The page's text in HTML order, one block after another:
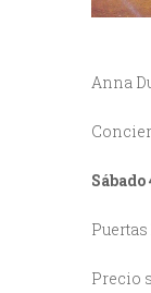
Anna
Sábado
Puertas
Precio